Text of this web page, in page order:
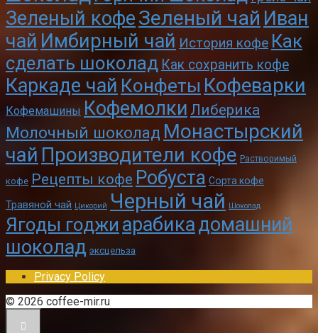
Зеленый кофеЗеленый чай Иван
чай Имбирный чай История кофе Как
сделать шоколад Как сохранить кофе
Каркаде чай Конфеты Кофеварки
Кофемашины Кофемолки Либерика
Молочный шоколад Монастырский
чай Производители кофе Растворимый
кофе Рецепты кофе Робуста Сорта кофе
Травяной чай Цикорий Черный чай Шоколад
Ягоды годжи арабикадомашний
шоколад эксцельза
Privacy Policy
© 2026 coffee-mir.ru